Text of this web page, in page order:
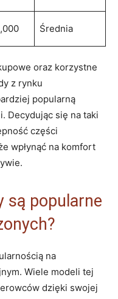
Średnia
oraz korzystne
z rynku
popularną
Decydując się na taki
części
wpłynąć na komfort
są popularne
na
Wiele modeli tej
dzięki swojej